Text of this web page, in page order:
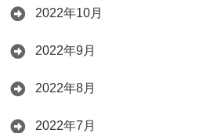
2022年10月
2022年9月
2022年8月
2022年7月